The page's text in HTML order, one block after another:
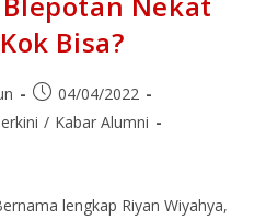
Bisa?
04/04/2022
/ Kabar Alumni
lengkap Riyan Wiyahya,